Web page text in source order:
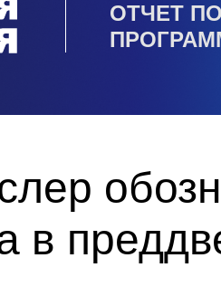
ОТЧЕТ
в